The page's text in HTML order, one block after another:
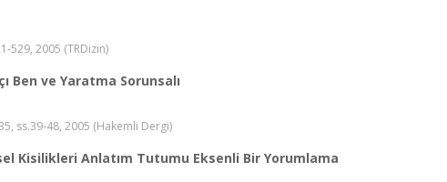
529, 2005 (TRDizin)
Ben ve Yaratma Sorunsalı
ss.39-48, 2005 (Hakemli Dergi)
Kisilikleri Anlatım Tutumu Eksenli Bir Yorumlama